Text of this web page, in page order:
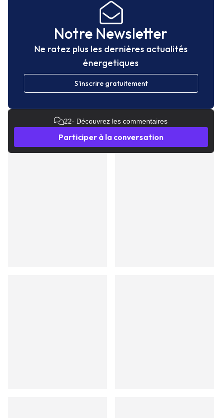
Notre Newsletter
Ne ratez plus les dernières actualités
énergetiques
S'inscrire gratuitement
22- Découvrez les commentaires
Participer à la conversation